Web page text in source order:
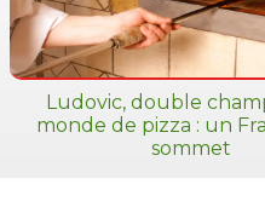
Ludovic, double
monde de pizza : un
sommet